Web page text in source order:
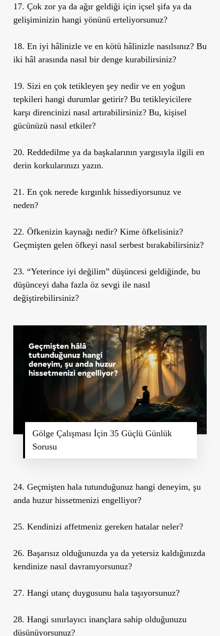
17. Çok zor ya da ağır geldiği için içsel şifa ya da
gelişiminizin hangi yönünü erteliyorsunuz?
18. En iyi hâlinizle ve en kötü hâlinizle nasılsınız? Bu
iki hâl arasında nasıl bir denge kurabilirsiniz?
19. Sizi en çok tetikleyen şey nedir ve en yoğun
tepkileri hangi durumlar getirir? Bu tetikleyicilere
karşı direncinizi nasıl artırabilirsiniz? Bu, kişisel
gücünüzü nasıl etkiler?
20. Reddedilme ya da başkalarının yargısıyla ilgili en
derin korkularınızı yazın.
21. En çok nerede kırgınlık hissediyorsunuz ve
neden?
22. Öfkenizin kaynağı nedir? Kime öfkelisiniz?
Geçmişten gelen öfkeyi nasıl serbest bırakabilirsiniz?
23. “Yeterince iyi değilim” düşüncesi geldiğinde, bu
düşünceyi daha fazla öz sevgi ile nasıl
değiştirebilirsiniz?
Gölge Çalışması İçin 35 Güçlü Günlük
Sorusu
24. Geçmişten hala tutunduğunuz hangi deneyim, şu
anda huzur hissetmenizi engelliyor?
25. Kendinizi affetmeniz gereken hatalar neler?
26. Başarısız olduğunuzda ya da yetersiz kaldığınızda
kendinize nasıl davranıyorsunuz?
27. Hangi utanç duygusunu hala taşıyorsunuz?
28. Hangi sınırlayıcı inançlara sahip olduğunuzu
düşünüyorsunuz?